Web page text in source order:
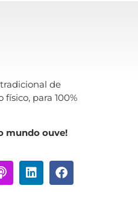
de
para 100%
mundo ouve!